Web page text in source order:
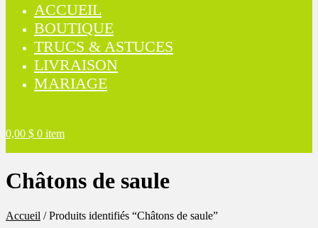
ACCUEIL
BOUTIQUE
TRUCS & ASTUCES
LIVRAISON
MARIAGE
0,00 $ 0 item
Châtons de saule
Accueil /Produits identifiés “Châtons de saule”